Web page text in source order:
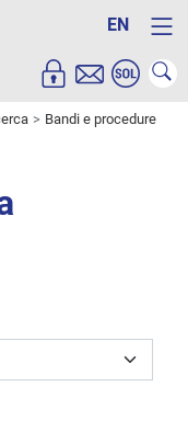
EN
Bandi e procedure